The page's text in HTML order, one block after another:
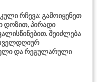
რჩევა: გამოიყენეთ
დოზით, პირადი
შეიძლება
და რეგულარული